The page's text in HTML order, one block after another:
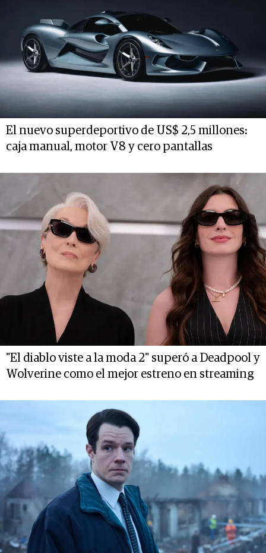
El nuevo superdeportivo de US$ 2,5 millones:
caja manual, motor V8 y cero pantallas
"El diablo viste a la moda 2" superó a Deadpool y
Wolverine como el mejor estreno en streaming